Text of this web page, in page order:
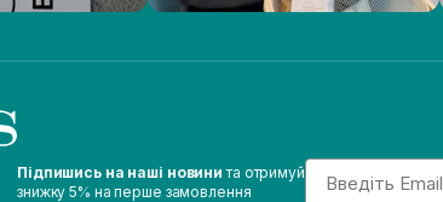
Підпишись на наші новини та отримуй
знижку 5% на перше замовлення
Email